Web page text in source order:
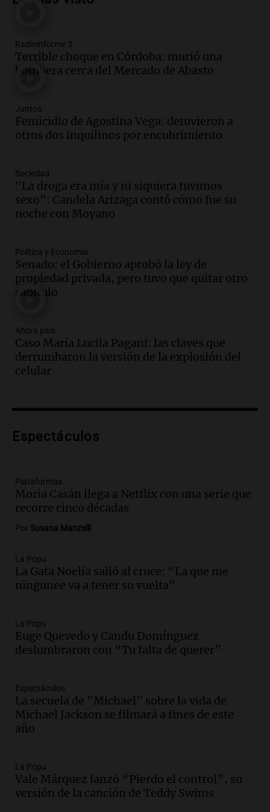
devolvérnosla"
Audio.Se divorciaron y la Justicia
ordenó que ella le pague una renta por
vivir en la casa familiar
Audio.Una mujer fallece tras vuelco de
vehículo en la Circunvalación Este-
Episodios
Audio.Una mujer muere tras un vuelco
en la Circunvalación Este-Oeste de
Salta
Episodios
Audio. El Polo Obrero marcha en
Córdoba pidiendo trabajo genuino y
mejoras en programas sociales
Audio.La marcha de gremios y
organizaciones sociales por San
Cayetano avanza hacia el Monumento
Audio.San Cayetano y Aumento de
Argentina en un Resumen Actual
Audio.
"Es un proyecto de país que apunta a una
Argentina extractivista"
Siempre Juntos Rosario
Audio.
policial en el Congreso por la ley de
propiedad privada
Audio.
Comienza Expo La Bulaye 2026:
Un atractivo para la ruralidad y el
público en general
Episodios
Audio. Femicidio de Agostina Vega en
Córdoba: detuvieron a otros dos
Audio.
Aumento de precios en papa y
cebolla: hasta 300% en algunos casos,
advierte Cofrutos
Radioinforme 3
Terrible choque en Córdoba: murió una
bombera cerca del Mercado de Abasto
Juntos
Femicidio de Agostina Vega: detuvieron a
otros dos inquilinos por encubrimiento
Sociedad
"La droga era mía y ni siquiera tuvimos
sexo": Candela Arizaga contó cómo fue su
noche con Moyano
Política y Economía
Senado: el Gobierno aprobó la ley de
propiedad privada, pero tuvo que quitar otro
capítulo
Ahora país
Caso María Lucila Pagani: las claves que
derrumbaron la versión de la explosión del
celular
Espectáculos
Plataformas
Moria Casán llega a Netflix con una serie que
recorre cinco décadas
Por Susana Manzelli
La Popu
La Gata Noelia salió al cruce: “La que me
ningunee va a tener su vuelta”
La Popu
Euge Quevedo y Candu Domínguez
deslumbraron con “Tu falta de querer”
Espectáculos
La secuela de "Michael" sobre la vida de
Michael Jackson se filmará a fines de este
año
La Popu
Vale Márquez lanzó “Pierdo el control”, su
versión de la canción de Teddy Swims